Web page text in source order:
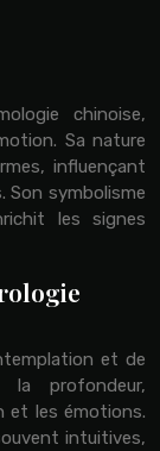
chinoise,
Sa nature
influençant
symbolisme
les signes
et de
la profondeur,
et les émotions.
intuitives,